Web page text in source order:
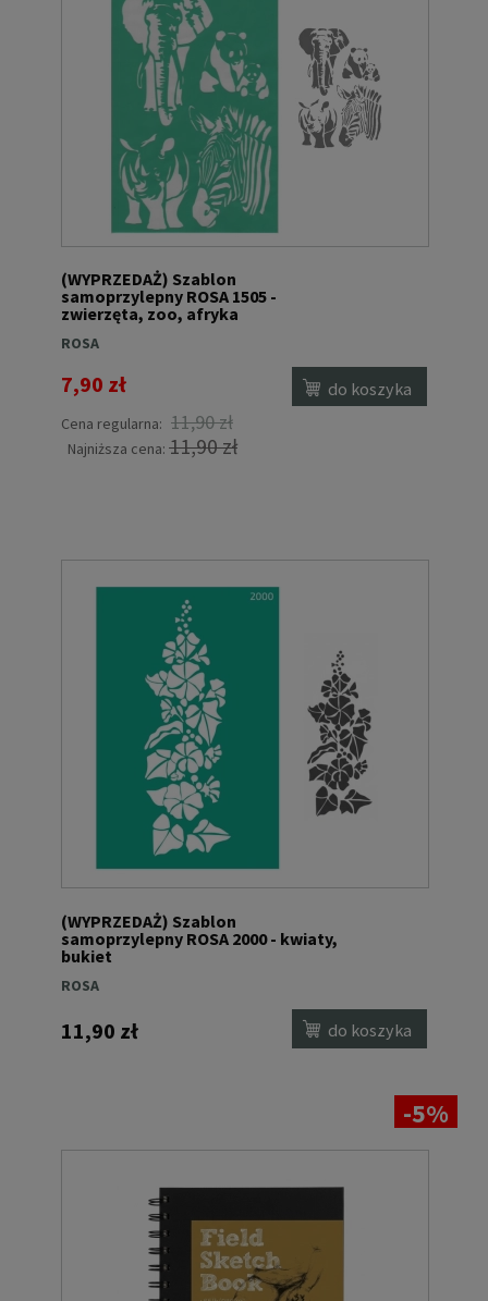
(WYPRZEDAŻ) Szablon
samoprzylepny ROSA 1505 -
zwierzęta, zoo, afryka
ROSA
7,90 zł
Cena regularna: 11,90 zł
Najniższa cena: 11,90 zł
do koszyka
(WYPRZEDAŻ) Szablon
samoprzylepny ROSA 2000 - kwiaty,
bukiet
ROSA
11,90 zł do koszyka
-5%